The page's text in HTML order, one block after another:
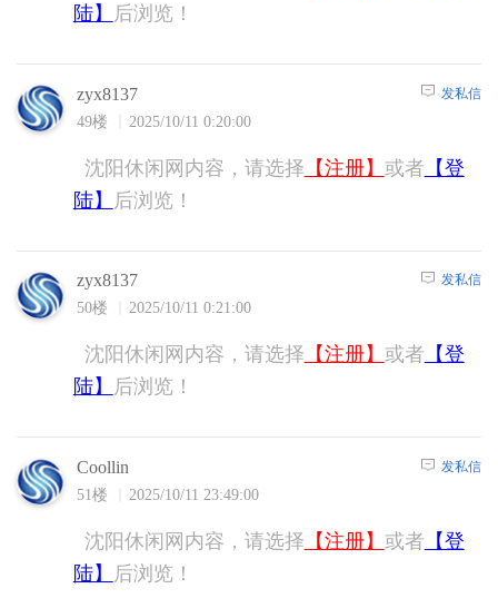
沈阳休闲网内容，请选择
49楼 2025/10/11 0:20:00
陆】后浏览！
zyx8137
50楼 2025/10/11 0:21:00
陆】后浏览！
Coollin
51楼 2025/10/11 23:49:00
发私信